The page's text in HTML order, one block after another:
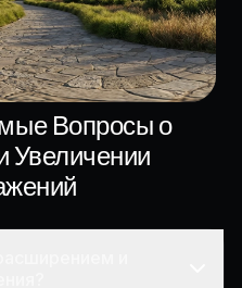
Вопросы о
Увеличении